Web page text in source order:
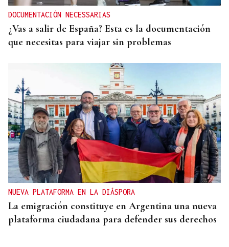
DOCUMENTACIÓN NECESSARIAS
¿Vas a salir de España? Esta es la documentación
que necesitas para viajar sin problemas
NUEVA PLATAFORMA EN LA DIÁSPORA
La emigración constituye en Argentina una nueva
plataforma ciudadana para defender sus derechos